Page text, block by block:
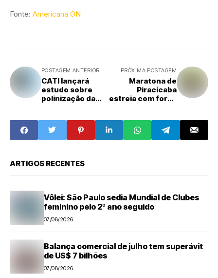
Fonte: Americana ON
POSTAGEM ANTERIOR
CATI lançará
estudo sobre
polinização da
PRÓXIMA POSTAGEM
Maratona de
Piracicaba
estreia com força
estados e projeta
impacto de R$ 1
milhão na
ARTIGOS RECENTES
Vôlei: São Paulo sedia Mundial de Clubes
feminino pelo 2º ano seguido
07/08/2026
Balança comercial de julho tem superávit
de US$ 7 bilhões
07/08/2026